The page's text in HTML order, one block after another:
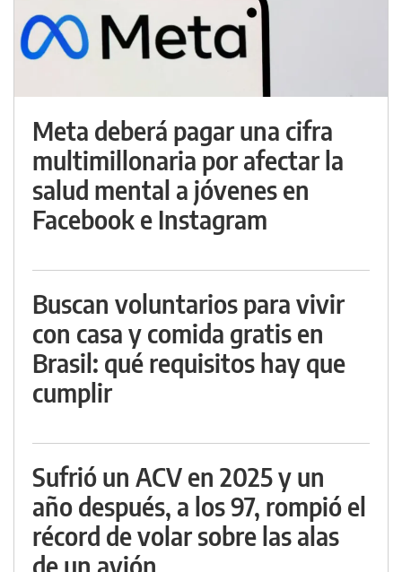
Meta deberá pagar una cifra
multimillonaria por afectar la
salud mental a jóvenes en
Facebook e Instagram
Buscan voluntarios para vivir
con casa y comida gratis en
Brasil: qué requisitos hay que
cumplir
Sufrió un ACV en 2025 y un
año después, a los 97, rompió el
récord de volar sobre las alas
de un avión